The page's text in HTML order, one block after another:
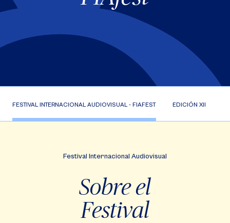
FESTIVAL INTERNACIONAL AUDIOVISUAL - FIAFEST EDICIÓN XII
Festival Internacional Audiovisual
Sobre el
Festival